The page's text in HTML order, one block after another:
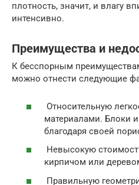
плотность, значит, и влагу
интенсивно.
Преимущества и
К бесспорным
можно отнести следующие
Относительную
материалами. Блоки
благодаря своей
Невысокую
кирпичом или
Правильную